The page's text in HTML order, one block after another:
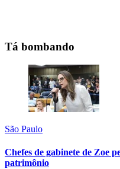
Tá bombando
São Paulo
Chefes de gabinete de Zoe
patrimônio